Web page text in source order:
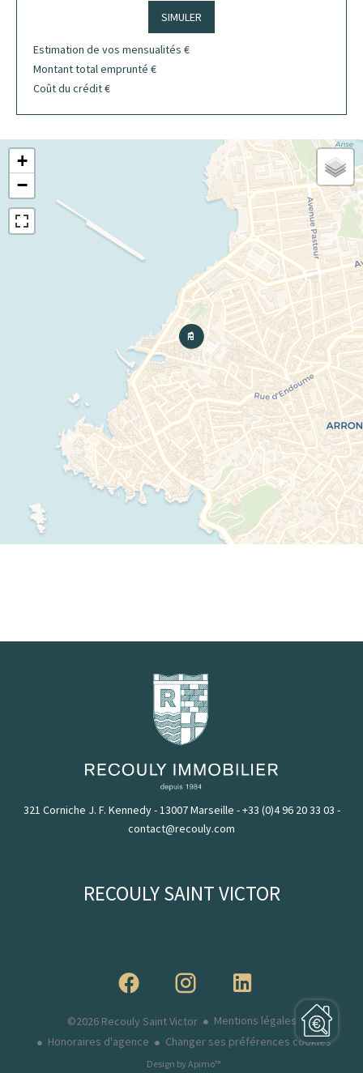
SIMULER
Estimation de vos mensualités €
Montant total emprunté €
Coût du crédit€
+
−
321 Corniche J. F. Kennedy - 13007 Marseille -+33 (0)4 96 20 33 03 -
contact@recouly.com
RECOULY SAINT VICTOR
©2026 Recouly Saint Victor
Mentions légales
Honoraires d'agence
Changer ses préférences cookies
Design by Apimo™